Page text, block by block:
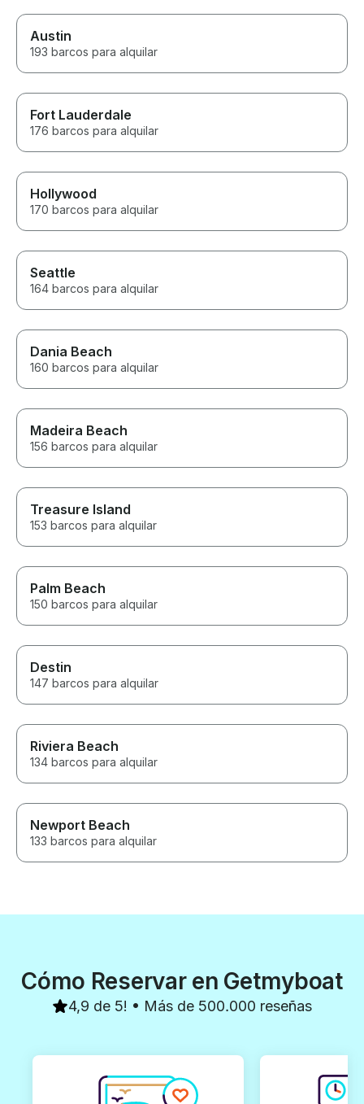
Austin
193 barcos para alquilar
Fort Lauderdale
176 barcos para alquilar
Hollywood
170 barcos para alquilar
Seattle
164 barcos para alquilar
Dania Beach
160 barcos para alquilar
Madeira Beach
156 barcos para alquilar
Treasure Island
153 barcos para alquilar
Palm Beach
150 barcos para alquilar
Destin
147 barcos para alquilar
Riviera Beach
134 barcos para alquilar
Newport Beach
133 barcos para alquilar
Cómo Reservar en Getmyboat
4,9 de 5! • Más de 500.000 reseñas